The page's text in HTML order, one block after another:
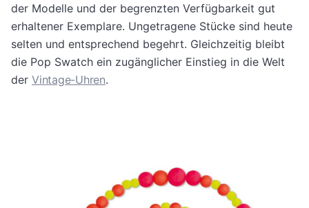
der Modelle und der begrenzten Verfügbarkeit gut
erhaltener Exemplare. Ungetragene Stücke sind heute
selten und entsprechend begehrt. Gleichzeitig bleibt
die Pop Swatch ein zugänglicher Einstieg in die Welt
der Vintage-Uhren.